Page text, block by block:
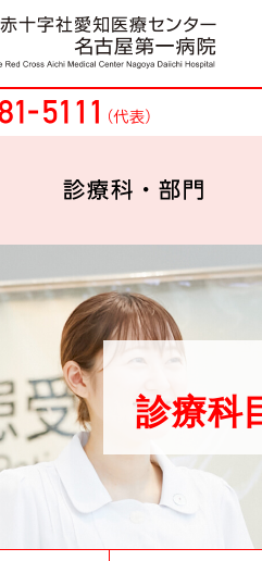
HOME
診療科